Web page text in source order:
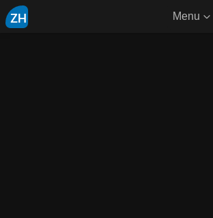
ZH Menu